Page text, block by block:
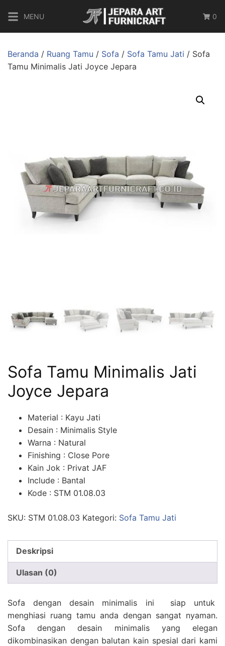
MENU 0
Beranda / Ruang Tamu / Sofa / Sofa Tamu Jati / Sofa
Tamu Minimalis Jati Joyce Jepara
Sofa Tamu Minimalis Jati
Joyce Jepara
Material : Kayu Jati
Desain : Minimalis Style
Warna : Natural
Finishing : Close Pore
Kain Jok : Privat JAF
Include : Bantal
Kode : STM 01.08.03
SKU: STM 01.08.03 Kategori: Sofa Tamu Jati
Deskripsi
Ulasan (0)
Sofa dengan desain minimalis ini siap untuk
menghiasi ruang tamu anda dengan sangat nyaman.
Sofa dengan desain minimalis yang elegan
dikombinasikan dengan balutan kain spesial dari kami